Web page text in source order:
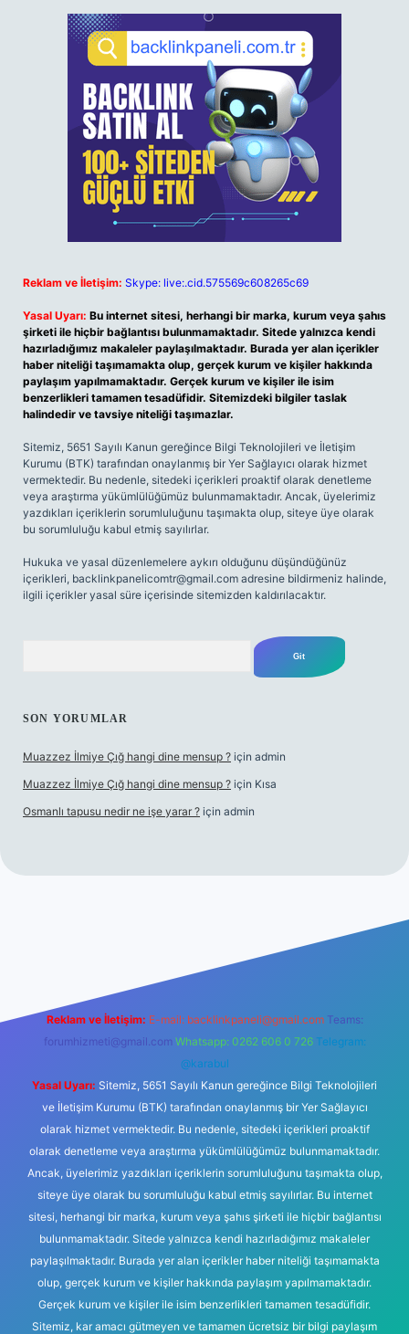
Reklam ve İletişim: Skype: live:.cid.575569c608265c69
Yasal Uyarı: Bu internet sitesi, herhangi bir marka, kurum veya şahıs
şirketi ile hiçbir bağlantısı bulunmamaktadır. Sitede yalnızca kendi
hazırladığımız makaleler paylaşılmaktadır. Burada yer alan içerikler
haber niteliği taşımamakta olup, gerçek kurum ve kişiler hakkında
paylaşım yapılmamaktadır. Gerçek kurum ve kişiler ile isim
benzerlikleri tamamen tesadüfidir. Sitemizdeki bilgiler taslak
halindedir ve tavsiye niteliği taşımazlar.
Sitemiz, 5651 Sayılı Kanun gereğince Bilgi Teknolojileri ve İletişim
Kurumu (BTK) tarafından onaylanmış bir Yer Sağlayıcı olarak hizmet
vermektedir. Bu nedenle, sitedeki içerikleri proaktif olarak denetleme
veya araştırma yükümlülüğümüz bulunmamaktadır. Ancak, üyelerimiz
yazdıkları içeriklerin sorumluluğunu taşımakta olup, siteye üye olarak
bu sorumluluğu kabul etmiş sayılırlar.
Hukuka ve yasal düzenlemelere aykırı olduğunu düşündüğünüz
içerikleri, backlinkpanelicomtr@gmail.com adresine bildirmeniz halinde,
ilgili içerikler yasal süre içerisinde sitemizden kaldırılacaktır.
SON YORUMLAR
Muazzez İlmiye Çığ hangi dine mensup ? için admin
Muazzez İlmiye Çığ hangi dine mensup ? için Kısa
Osmanlı tapusu nedir ne işe yarar ? için admin
m elexbet
Reklam ve İletişim: E-mail: backlinkpaneli@gmail.com Teams:
forumhizmeti@gmail.com Whatsapp: 0262 606 0 726 Telegram:
@karabul
Yasal Uyarı: Sitemiz, 5651 Sayılı Kanun gereğince Bilgi Teknolojileri
ve İletişim Kurumu (BTK) tarafından onaylanmış bir Yer Sağlayıcı
olarak hizmet vermektedir. Bu nedenle, sitedeki içerikleri proaktif
olarak denetleme veya araştırma yükümlülüğümüz bulunmamaktadır.
Ancak, üyelerimiz yazdıkları içeriklerin sorumluluğunu taşımakta olup,
siteye üye olarak bu sorumluluğu kabul etmiş sayılırlar. Bu internet
sitesi, herhangi bir marka, kurum veya şahıs şirketi ile hiçbir bağlantısı
bulunmamaktadır. Sitede yalnızca kendi hazırladığımız makaleler
paylaşılmaktadır. Burada yer alan içerikler haber niteliği taşımamakta
olup, gerçek kurum ve kişiler hakkında paylaşım yapılmamaktadır.
Gerçek kurum ve kişiler ile isim benzerlikleri tamamen tesadüfidir.
Sitemiz, kar amacı gütmeyen ve tamamen ücretsiz bir bilgi paylaşım